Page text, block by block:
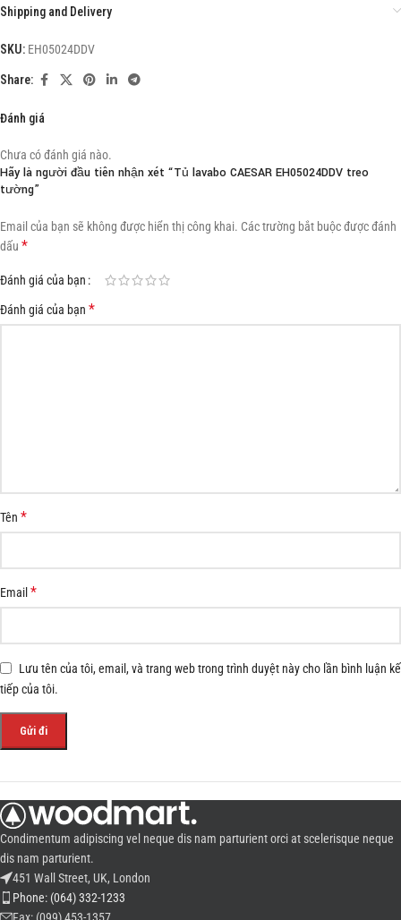
Shipping and Delivery
SKU: EH05024DDV
Share:
Đánh giá
Chưa có đánh giá nào.
Hãy là người đầu tiên nhận xét “Tủ lavabo CAESAR EH05024DDV treo
tường”
Email của bạn sẽ không được hiển thị công khai. Các trường bắt buộc được đánh
dấu *
Đánh giá của bạn
Đánh giá của bạn *
Tên *
Email*
Lưu tên của tôi, email, và trang web trong trình duyệt này cho lần bình luận kế
tiếp của tôi.
Condimentum adipiscing vel neque dis nam parturient orci at scelerisque neque
dis nam parturient.
451 Wall Street, UK, London
Phone: (064) 332-1233
Fax: (099) 453-1357